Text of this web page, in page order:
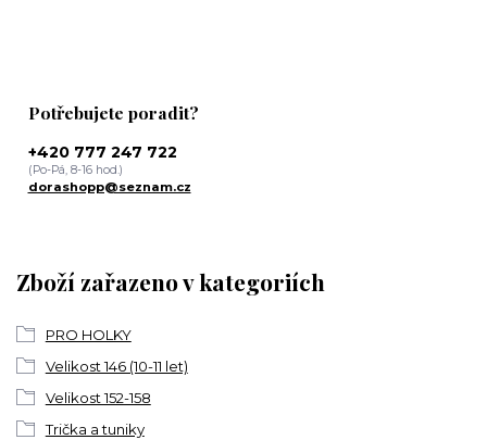
Zboží zařazeno v kategoriích
PRO HOLKY
Velikost 146 (10-11 let)
Velikost 152-158
Trička a tuniky
Potřebujete poradit?
+420 777 247 722
(Po-Pá, 8-16 hod.)
dorashopp@seznam.cz